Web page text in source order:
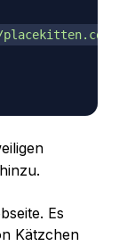
Es
Kätzchen